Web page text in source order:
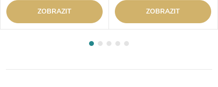
ZOBRAZIT ZOBRAZIT